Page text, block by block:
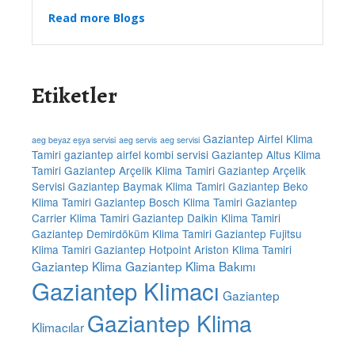
Read more Blogs
Etiketler
aeg beyaz eşya servisi aeg servis aeg servisi Gaziantep Airfel Klima
Tamiri gaziantep airfel kombi servisi Gaziantep Altus Klima
Tamiri Gaziantep Arçelik Klima Tamiri Gaziantep Arçelik
Servisi Gaziantep Baymak Klima Tamiri Gaziantep Beko
Klima Tamiri Gaziantep Bosch Klima Tamiri Gaziantep
Carrier Klima Tamiri Gaziantep Daikin Klima Tamiri
Gaziantep Demirdöküm Klima Tamiri Gaziantep Fujitsu
Klima Tamiri Gaziantep Hotpoint Ariston Klima Tamiri
Gaziantep Klima Gaziantep Klima Bakımı
Gaziantep Klimacı Gaziantep
Klimacılar Gaziantep Klima